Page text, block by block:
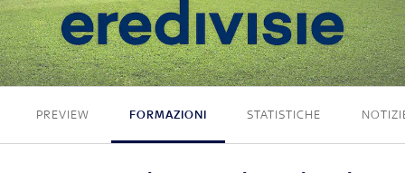
2 - 1
PREVIEW FORMAZIONI STATISTICHE